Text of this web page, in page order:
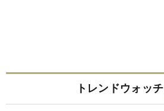
トレンドウォッチ